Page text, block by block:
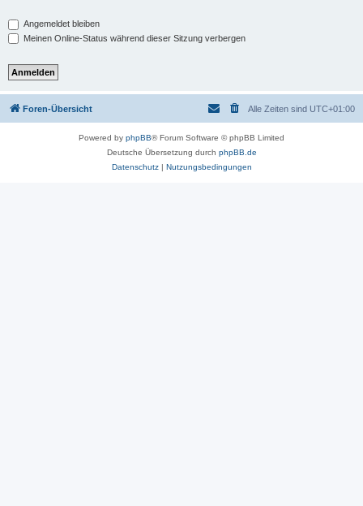
Angemeldet bleiben
Meinen Online-Status während dieser Sitzung verbergen
Foren-Übersicht Alle Zeiten sind UTC+01:00
Powered by phpBB® Forum Software © phpBB Limited
Deutsche Übersetzung durch phpBB.de
Datenschutz| Nutzungsbedingungen